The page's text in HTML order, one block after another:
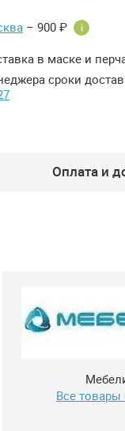
– 900 ₽ i
в маске и
сроки
Оплата и
Все товары